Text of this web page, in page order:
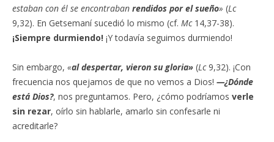
estaban con él se encontraban rendidos por el sueño» (Lc
9,32). En Getsemaní sucedió lo mismo (cf. Mc14,37-38).
¡Siempre durmiendo! ¡Y todavía seguimos durmiendo!
Sin embargo, «al despertar, vieron su gloria» (Lc9,32). ¡Con
frecuencia nos quejamos de que no vemos a Dios! —¿Dónde
está Dios?, nos preguntamos. Pero, ¿cómo podríamos verle
sin rezar, oírlo sin hablarle, amarlo sin confesarle ni
acreditarle?